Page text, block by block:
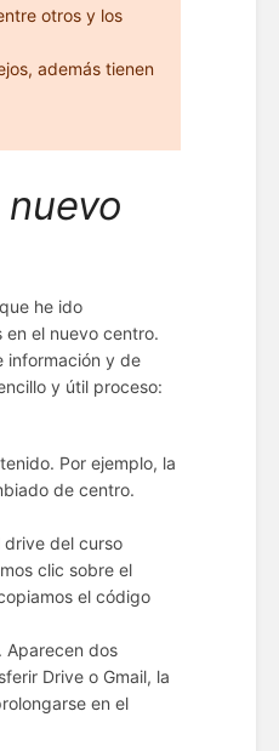
otros y los
además tienen
he ido
el nuevo centro.
información y de
y útil proceso:
Por ejemplo, la
de centro.
del curso
clic sobre el
el código
Aparecen dos
Drive o Gmail, la
en el